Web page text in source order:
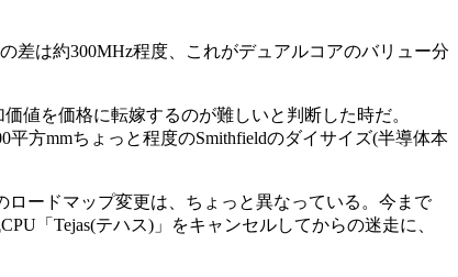
差は約300MHz程度、これがデュアルコアのバリュー分
値を価格に転嫁するのが難しいと判断した時だ。
方mmちょっと程度のSmithfieldのダイサイズ(半導体本
ードマップ変更は、ちょっと異なっている。今まで
「Tejas(テハス)」をキャンセルしてからの迷走に、